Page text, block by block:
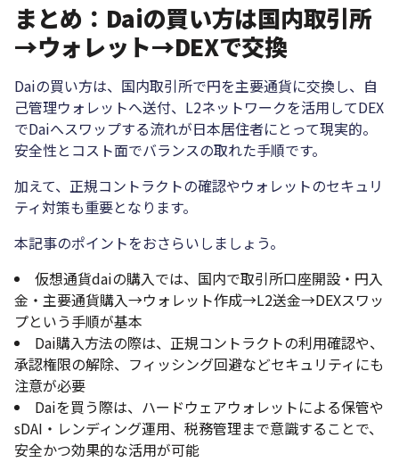
まとめ：Daiの買い方は国内取引所
→ウォレット→DEXで交換
Daiの買い方は、国内取引所で円を主要通貨に交換し、自
己管理ウォレットへ送付、L2ネットワークを活用してDEX
でDaiへスワップする流れが日本居住者にとって現実的。
安全性とコスト面でバランスの取れた手順です。
加えて、正規コントラクトの確認やウォレットのセキュリ
ティ対策も重要となります。
本記事のポイントをおさらいしましょう。
仮想通貨daiの購入では、国内で取引所口座開設・円入
金・主要通貨購入→ウォレット作成→L2送金→DEXスワッ
プという手順が基本
Dai購入方法の際は、正規コントラクトの利用確認や、
承認権限の解除、フィッシング回避などセキュリティにも
注意が必要
Daiを買う際は、ハードウェアウォレットによる保管や
sDAI・レンディング運用、税務管理まで意識することで、
安全かつ効果的な活用が可能